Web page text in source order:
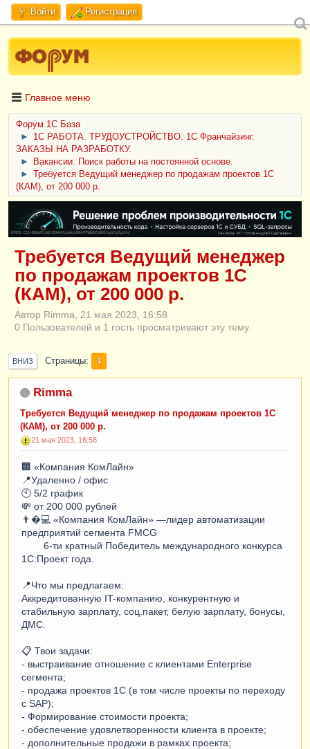
Войти Регистрация
Главное меню
Форум 1C База
►
1С РАБОТА. ТРУДОУСТРОЙСТВО. 1С Франчайзинг.
ЗАКАЗЫ НА РАЗРАБОТКУ.
►
Вакансии. Поиск работы на постоянной основе.
►
Требуется Ведущий менеджер по продажам проектов 1С
(КАМ), от 200 000 р.
ERID: CQH36pWzJqVJD4xVLsnhcU4hVPNjkBZe8KKxjJiYySyZAz
Требуется Ведущий менеджер
по продажам проектов 1С
(КАМ), от 200 000 р.
Автор Rimma, 21 мая 2023, 16:58
0 Пользователей и 1 гость просматривают эту тему.
ВНИЗ Страницы 1
Rimma
Требуется Ведущий менеджер по продажам проектов 1С
(КАМ), от 200 000 р.
21 мая 2023, 16:58
🏢 «Компания КомЛайн»
📍Удаленно / офис
🕙 5/2 график
💸 от 200 000 рублей
👨�💻 «Компания КомЛайн» —лидер автоматизации
предприятий сегмента FMCG
6-ти кратный Победитель международного конкурса
1С:Проект года.
📍Что мы предлагаем:
Аккредитованную IT-компанию, конкурентную и
стабильную зарплату, соц.пакет, белую зарплату, бонусы,
ДМС.
📋 Твои задачи:
- выстраивание отношение с клиентами Enterprise
сегмента;
- продажа проектов 1С (в том числе проекты по переходу
с SAP);
- Формирование стоимости проекта;
- обеспечение удовлетворенности клиента в проекте;
- дополнительные продажи в рамках проекта;